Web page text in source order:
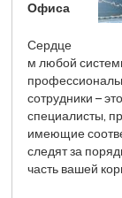
Офиса
Сердце
м любой
сотрудники –
специалисты,
имеющие
следят за
часть вашей